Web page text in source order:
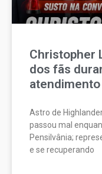
Christopher
dos fãs
Astro de
passou mal
Pensilvânia;
e se recuperando